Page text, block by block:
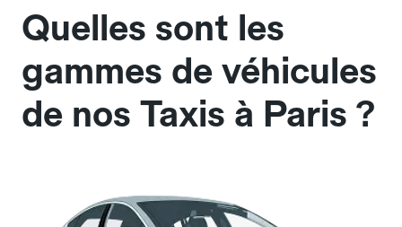
Quelles sont les
gammes de véhicules
de nos Taxis à Paris ?